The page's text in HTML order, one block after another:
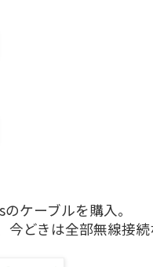
ケーブルを購入。
今どきは全部無線接